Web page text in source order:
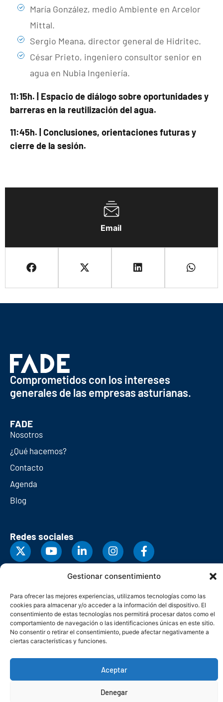
Gestionar consentimiento
Para ofrecer las mejores experiencias, utilizamos tecnologías como las
cookies para almacenar y/o acceder a la información del dispositivo. El
consentimiento de estas tecnologías nos permitirá procesar datos como el
comportamiento de navegación o las identificaciones únicas en este sitio.
No consentir o retirar el consentimiento, puede afectar negativamente a
ciertas características y funciones.
Aceptar
Denegar
Email
María González, medio Ambiente en Arcelor
Mittal.
Sergio Meana, director general de Hidritec.
César Prieto, ingeniero consultor senior en
agua en Nubia Ingeniería.
11:15h. | Espacio de diálogo sobre oportunidades y
barreras en la reutilización del agua.
11:45h. | Conclusiones, orientaciones futuras y
cierre de la sesión.
Comprometidos con los intereses
generales de las empresas asturianas.
FADE
Nosotros
¿Qué hacemos?
Contacto
Agenda
Blog
Redes sociales
© Copyright 2026. Federación Asturiana de Empresarios
Canal denuncias